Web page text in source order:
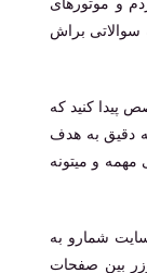
و موتورهای
سوالاتی براش
پیدا کنید که
دقیق به هدف
مهمه و میتونه
شمارو به
بین صفحات